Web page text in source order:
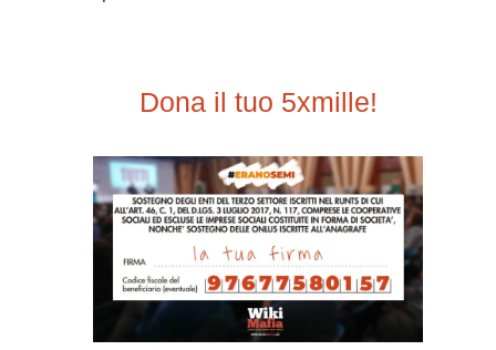
Dona il tuo 5xmille!